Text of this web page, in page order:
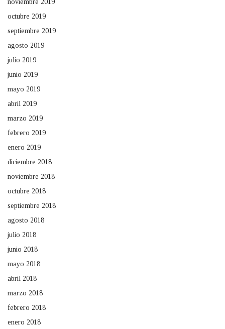
noviembre 2019
octubre 2019
septiembre 2019
agosto 2019
julio 2019
junio 2019
mayo 2019
abril 2019
marzo 2019
febrero 2019
enero 2019
diciembre 2018
noviembre 2018
octubre 2018
septiembre 2018
agosto 2018
julio 2018
junio 2018
mayo 2018
abril 2018
marzo 2018
febrero 2018
enero 2018